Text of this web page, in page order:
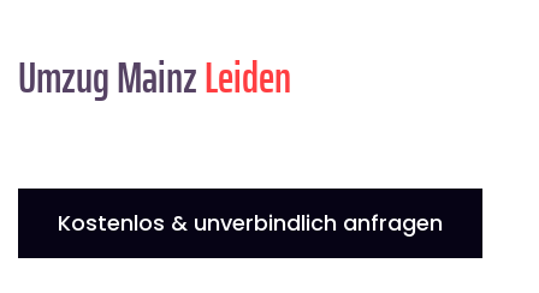
Umzug MainzLeiden
Kostenlos & unverbindlich anfragen